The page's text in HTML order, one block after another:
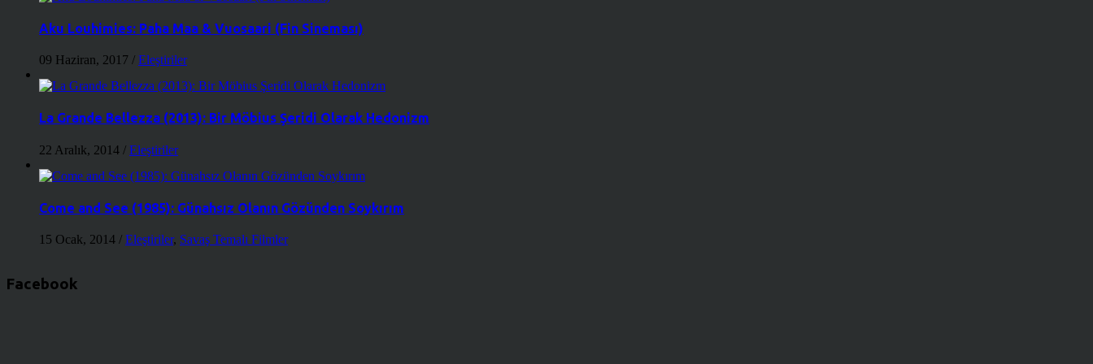
Aku Louhimies: Paha Maa & Vuosaari (Fin Sineması)
09 Haziran, 2017 / Eleştiriler
La Grande Bellezza (2013): Bir Möbius Şeridi Olarak Hedonizm
22 Aralık, 2014 / Eleştiriler
Come and See (1985): Günahsız Olanın Gözünden Soykırım
15 Ocak, 2014 / Eleştiriler, Savaş Temalı Filmler
Facebook